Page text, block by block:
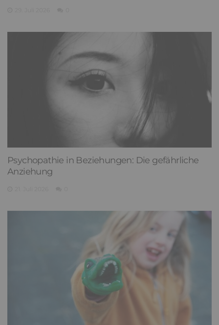
Psychopathie in Beziehungen: Die gefährliche
Anziehung